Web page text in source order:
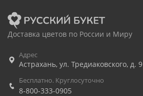
Доставка цветов по России и Миру
Адрес
Астрахань, ул. Тредиаковского, д. 9
Бесплатно. Круглосуточно
8-800-333-0905